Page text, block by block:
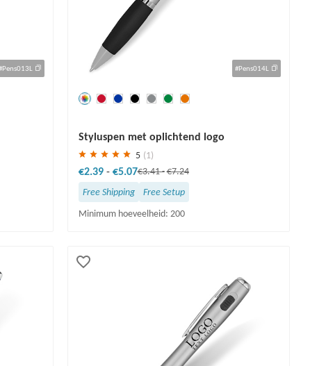
#Pens014L
Styluspen met oplichtend logo
5 (1)
€2.39 - €5.07€3.41-€7.24
Free Shipping
Free Setup
Minimum hoeveelheid: 200